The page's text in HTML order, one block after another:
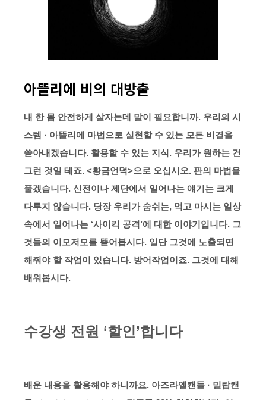
아뜰리에 비의 대방출
내 한 몸 안전하게 살자는데 말이 필요합니까. 우리의 시
스템 · 아뜰리에 마법으로 실현할 수 있는 모든 비결을
쏟아내겠습니다. 활용할 수 있는 지식. 우리가 원하는 건
그런 것일 테죠. <황금언덕>으로 오십시오. 판의 마법을
풀겠습니다. 신전이나 제단에서 일어나는 얘기는 크게
다루지 않습니다. 당장 우리가 숨쉬는, 먹고 마시는 일상
속에서 일어나는 ‘사이킥 공격’에 대한 이야기입니다. 그
것들의 이모저모를 뜯어봅시다. 일단 그것에 노출되면
해줘야 할 작업이 있습니다. 방어작업이죠. 그것에 대해
배워봅시다.​
수강생 전원 ‘할인’합니다
배운 내용을 활용해야 하니까요. 아즈라엘캔들 · 밀랍캔